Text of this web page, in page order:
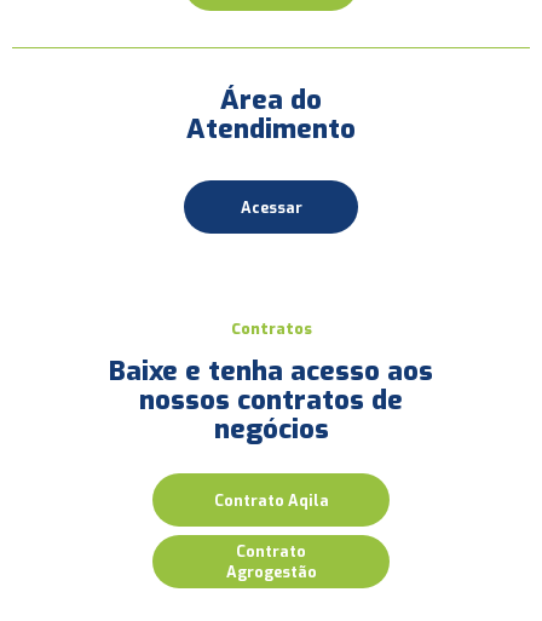
Área do
Atendimento
Acessar
Contratos
Baixe e tenha acesso aos
nossos contratos de
negócios
Contrato Aqila
Contrato
Agrogestão